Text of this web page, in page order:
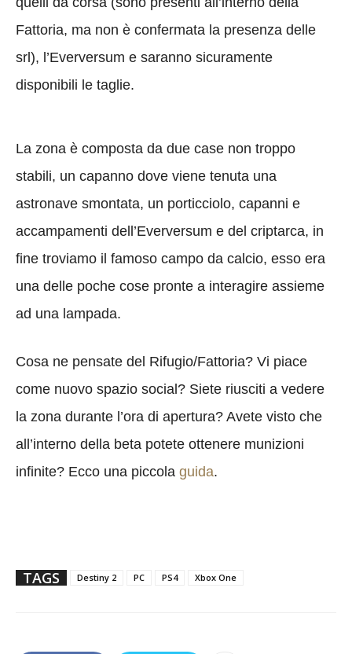
Fattoria, ma non è confermata la presenza delle
srl), l’Everversum e saranno sicuramente
disponibili le taglie.
La zona è composta da due case non troppo
stabili, un capanno dove viene tenuta una
astronave smontata, un porticciolo, capanni e
accampamenti dell’Everversum e del criptarca, in
fine troviamo il famoso campo da calcio, esso era
una delle poche cose pronte a interagire assieme
ad una lampada.
Cosa ne pensate del Rifugio/Fattoria? Vi piace
come nuovo spazio social? Siete riusciti a vedere
la zona durante l’ora di apertura? Avete visto che
all’interno della beta potete ottenere munizioni
infinite? Ecco una piccola guida.
TAGS Destiny 2 PC PS4 Xbox One